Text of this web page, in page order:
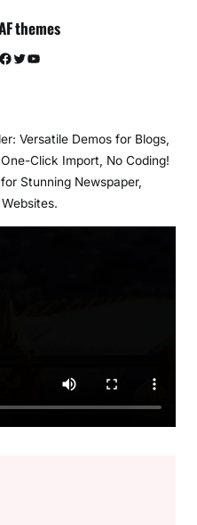
themes
Facebook Twitter YouTube
Versatile Demos for Blogs,
Click Import, No Coding!
Stunning Newspaper,